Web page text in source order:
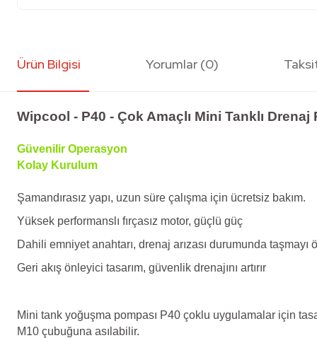
Ürün Bilgisi Yorumlar (0)
Wipcool - P40 - Çok Amaçlı Mini Tanklı Drenaj
Güvenilir Operasyon
Kolay Kurulum
Şamandırasız yapı, uzun süre çalışma için ücretsiz bakım.
Yüksek performanslı fırçasız motor, güçlü güç
Dahili emniyet anahtarı, drenaj arızası durumunda taşmayı
Geri akış önleyici tasarım, güvenlik drenajını artırır
Mini tank yoğuşma pompası P40 çoklu uygulamalar için
M10 çubuğuna asılabilir.